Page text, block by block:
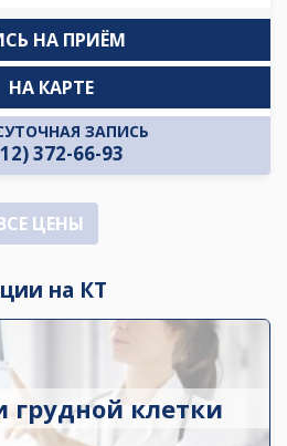
НА ПРИЁМ
ЗАПИСЬ
372-66-93
НА КАРТЕ
ЦЕНЫ
на КТ
грудной клетки